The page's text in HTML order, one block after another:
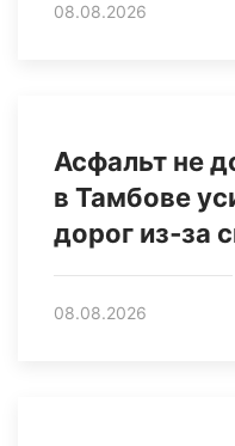
08.08.2026
Асфальт не
в Тамбове
дорог из‑за
08.08.2026